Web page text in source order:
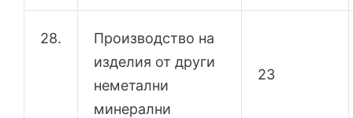
28.
Производство на
изделия от други
неметални
минерални
23